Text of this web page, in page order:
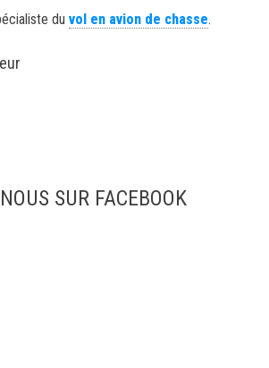
du vol en avion de chasse.
SUR FACEBOOK